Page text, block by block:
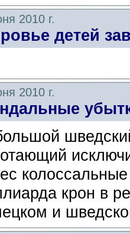
2010 г.
детей
2010 г.
крон в
и